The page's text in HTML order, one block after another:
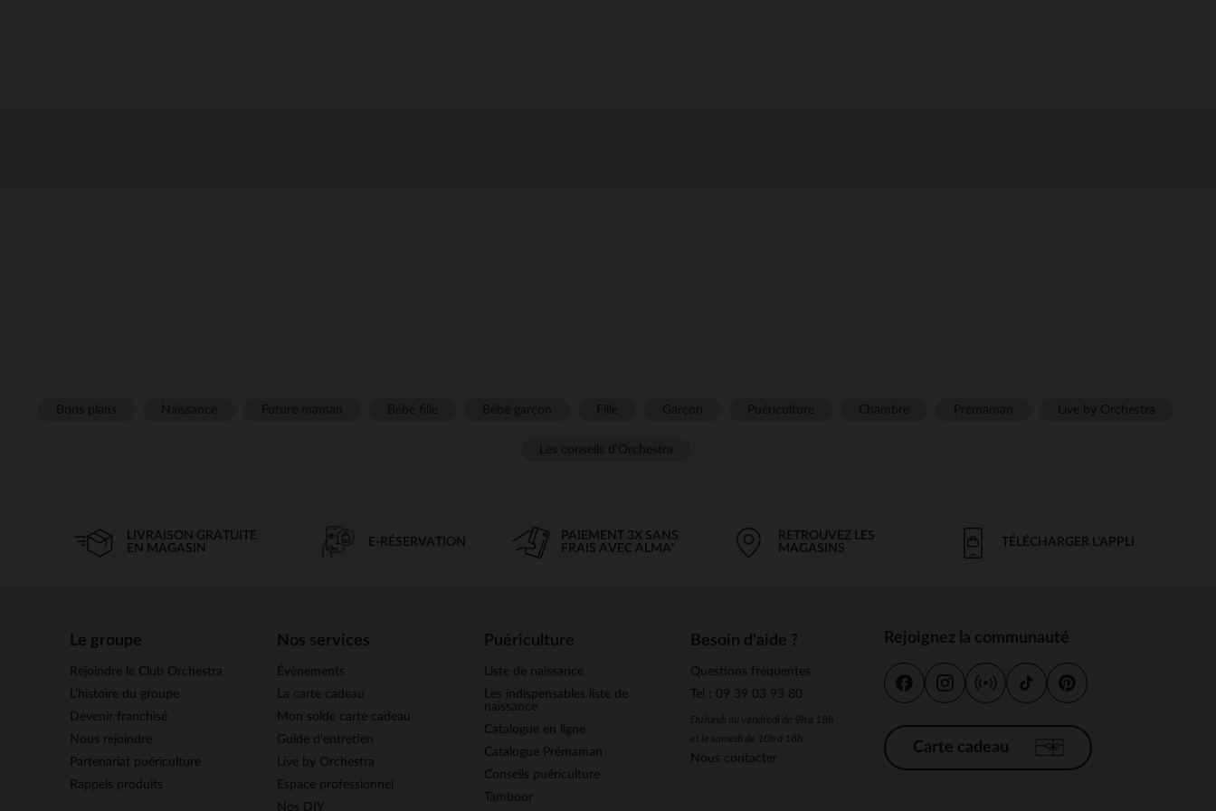
LIVRAISON GRATUITE
EN MAGASIN
E-RÉSERVATION
PAIEMENT 3X SANS
FRAIS AVEC ALMA*
RETROUVEZ LES
MAGASINS
TÉLÉCHARGER L'APPLI
Le groupe
Rejoindre le Club Orchestra
L’histoire du groupe
Devenir franchisé
Nous rejoindre
Partenariat puériculture
Rappels produits
Nos services
Évènements
La carte cadeau
Mon solde carte cadeau
Guide d'entretien
Live by Orchestra
Espace professionnel
Nos DIY
Puériculture
Liste de naissance
Les indispensables liste de
naissance
Catalogue en ligne
Catalogue Prémaman
Conseils puériculture
Tamboor
Besoin d'aide ?
Questions fréquentes
Tel : 09 39 03 93 80
Du lundi au vendredi de 9h à 18h
et le samedi de 10h à 18h
Nous contacter
Rejoignez la communauté
Carte cadeau